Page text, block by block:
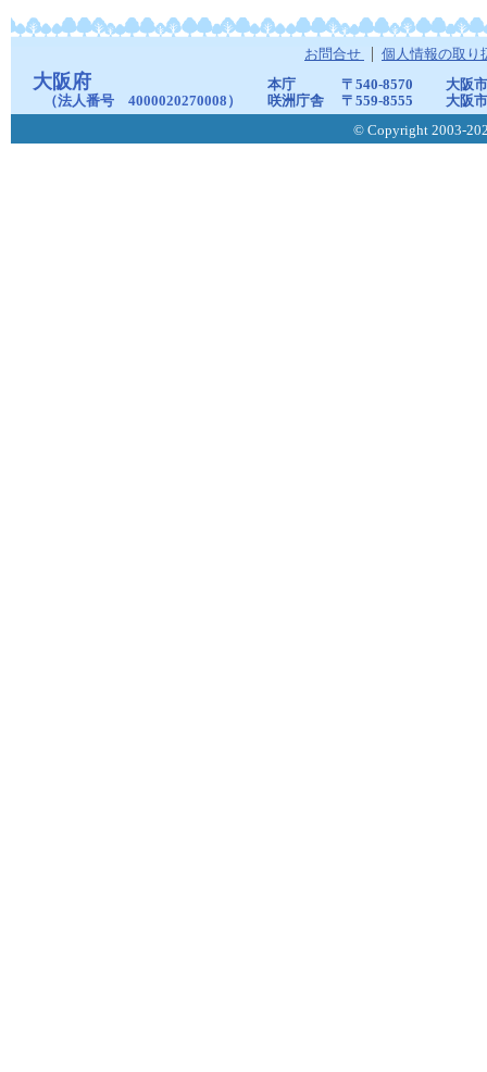
お問合せ 個人情報の取り
大阪府
（法人番号 4000020270008）
本庁 〒540-8570
大阪
咲洲庁舎
〒559-8555
大阪
© Copyright 2003-